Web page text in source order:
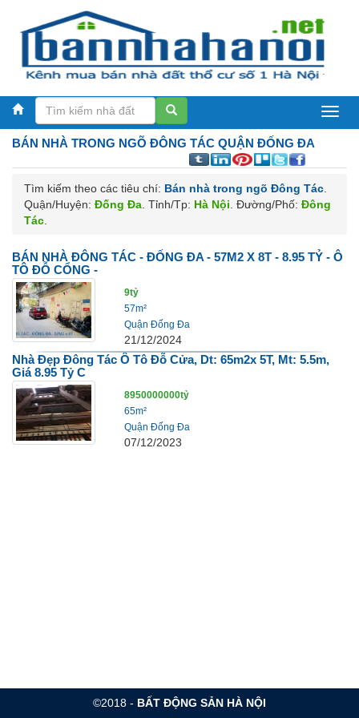
BáN
NộI
BÁN NHÀ TRONG NGÕ ĐÔNG TÁC QUẬN ĐỐNG ĐA
Tìm kiếm theo các tiêu chí: Bán nhà trong ngõ Đông Tác
Quận/Huyện: Đống Đa . Tỉnh/Tp: Hà Nội . Đường/Phố: Đông
Tác
BÁN NHÀ ĐÔNG TÁC - ĐỐNG ĐA - 57M2 X 8T - 8.95 TỶ - Ô
TÔ ĐỖ CỔNG -
9tỷ
57m²
Quận Đống Đa
21/12/2024
Nhà Đẹp Đông Tác Ô Tô Đỗ Cửa, Dt: 65m2x 5T, Mt: 5.5m,
Giá 8.95 Tỷ C
8950000000tỷ
65m²
Quận Đống Đa
07/12/2023
©2018 - BẤT ĐỘNG SẢN HÀ NỘI